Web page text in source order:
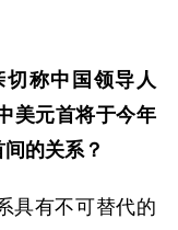
称中国领导人
美元首将于今年
的关系？
具有不可替代的